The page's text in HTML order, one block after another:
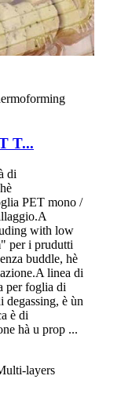
T...
di
PET mono /
with low
per i prudutti
buddle, hè
linea di
per foglia di
degassing, è ùn
è di
hà u prop ...